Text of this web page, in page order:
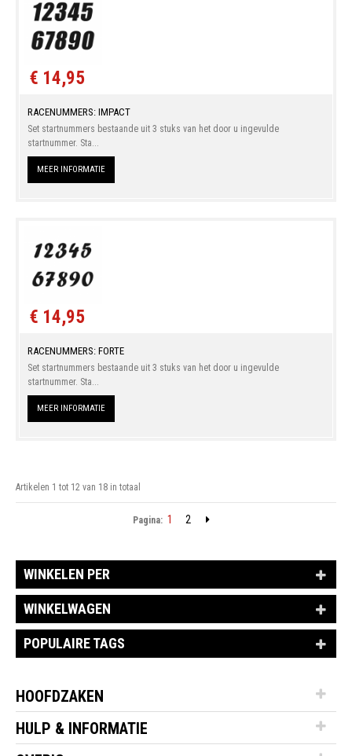
€ 14,95
RACENUMMERS: IMPACT
Set startnummers bestaande uit 3 stuks van het door u ingevulde
startnummer. Sta...
MEER INFORMATIE
€ 14,95
RACENUMMERS: FORTE
Set startnummers bestaande uit 3 stuks van het door u ingevulde
startnummer. Sta...
MEER INFORMATIE
Artikelen 1 tot 12 van 18 in totaal
Pagina: 1 2
WINKELEN PER
WINKELWAGEN
POPULAIRE TAGS
HOOFDZAKEN
HULP & INFORMATIE